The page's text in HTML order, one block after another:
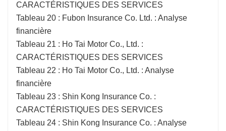
CARACTÉRISTIQUES DES SERVICES
Tableau 20 : Fubon Insurance Co. Ltd. : Analyse
financière
Tableau 21 : Ho Tai Motor Co., Ltd. :
CARACTÉRISTIQUES DES SERVICES
Tableau 22 : Ho Tai Motor Co., Ltd. : Analyse
financière
Tableau 23 : Shin Kong Insurance Co. :
CARACTÉRISTIQUES DES SERVICES
Tableau 24 : Shin Kong Insurance Co. : Analyse